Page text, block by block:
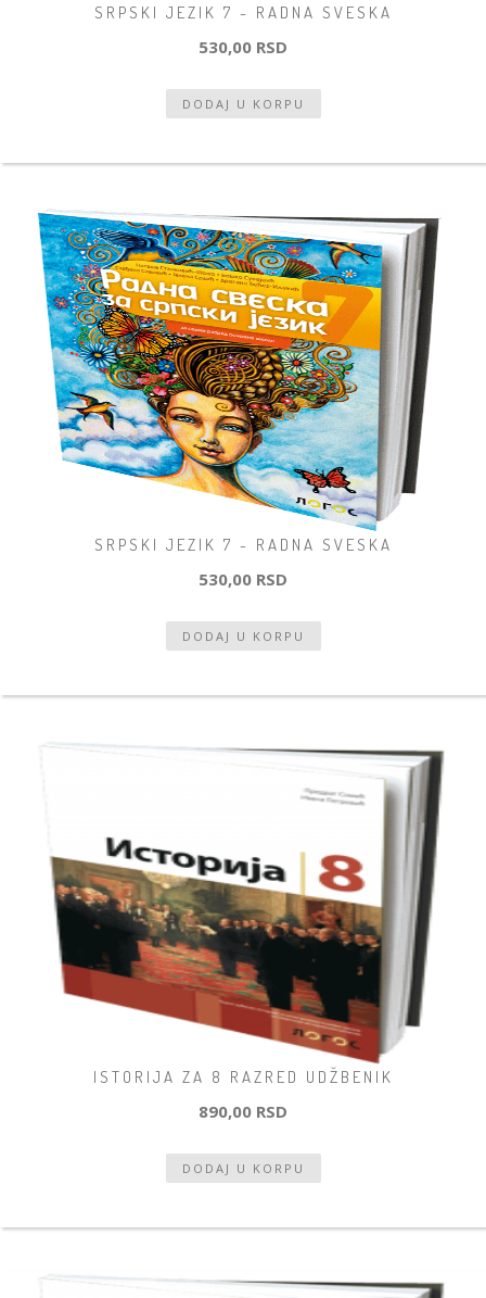
SRPSKI JEZIK 7 - RADNA SVESKA
530,00 RSD
SRPSKI JEZIK 7 - RADNA SVESKA
530,00 RSD
ISTORIJA ZA 8 RAZRED UDŽBENIK
890,00 RSD